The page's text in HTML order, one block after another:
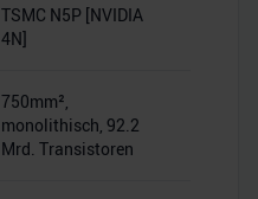
TSMC N5P [NVIDIA
4N]
750mm²,
monolithisch, 92.2
Mrd. Transistoren